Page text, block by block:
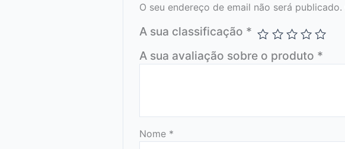
O seu endereço de email não será publicado.
A sua classificação *
A sua avaliação sobre o produto *
Nome *